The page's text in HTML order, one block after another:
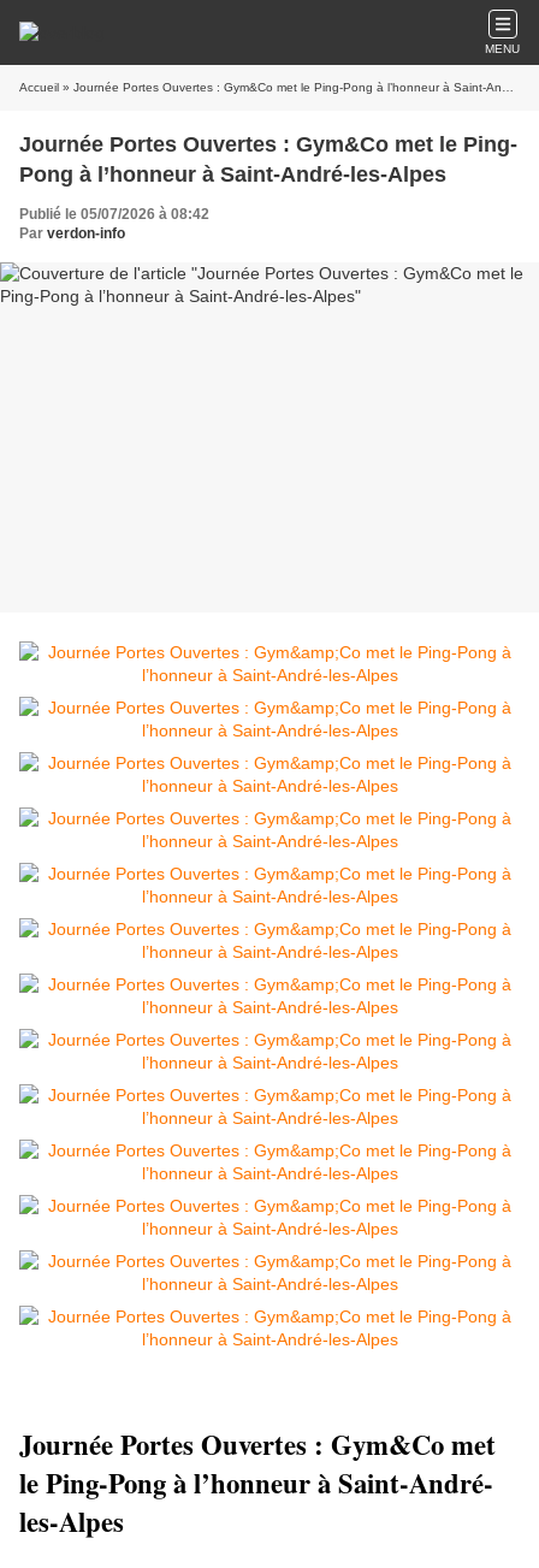
MENU
Accueil » Journée Portes Ouvertes : Gym&Co met le Ping-Pong à l’honneur à Saint-André-les-Alpes
Journée Portes Ouvertes : Gym&Co met le Ping-
Pong à l’honneur à Saint-André-les-Alpes
Publié le 05/07/2026 à 08:42
Par verdon-info
Journée Portes Ouvertes : Gym&Co met
le Ping-Pong à l’honneur à Saint-André-
les-Alpes